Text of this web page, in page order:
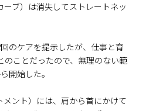
ブ）は消失してストレートネッ
のケアを提示したが、仕事と育
のことだったので、無理のない範
開始した。
メント）には、肩から首にかけて